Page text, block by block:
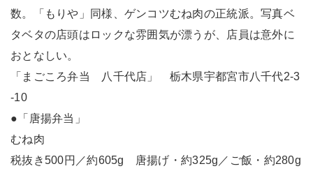
数。「もりや」同様、ゲンコツむね肉の正統派。写真ベ
タベタの店頭はロックな雰囲気が漂うが、店員は意外に
おとなしい。
「まごころ弁当 八千代店」 栃木県宇都宮市八千代2-3
-10
●「唐揚弁当」
むね肉
税抜き500円／約605g 唐揚げ・約325g／ご飯・約280g